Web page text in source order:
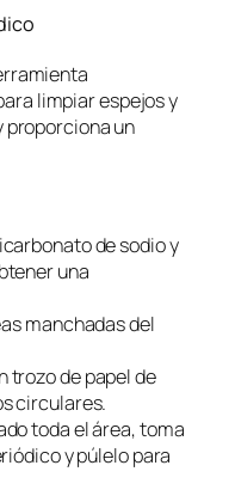
limpiar espejos y
proporciona un
de sodio y
una
manchadas del
trozo de papel de
circulares.
toda el área, toma
y púlelo para